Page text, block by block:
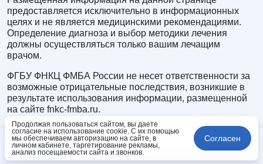
предоставляется исключительно в информационных
целях и не является медицинскими рекомендациями.
Определение диагноза и выбор методики лечения
должны осуществляться только вашим лечащим
врачом.
ФГБУ ФНКЦ ФМБА России не несет ответственности за
возможные отрицательные последствия, возникшие в
результате использования информации, размещенной
на сайте fnkc-fmba.ru.
Продолжая пользоваться сайтом, вы даете
согласие на использование cookie. С их помощью
мы обеспечиваем авторизацию на сайте, в
личном кабинете, таргетирование рекламы,
анализ посещаемости сайта и звонков.
Согласен